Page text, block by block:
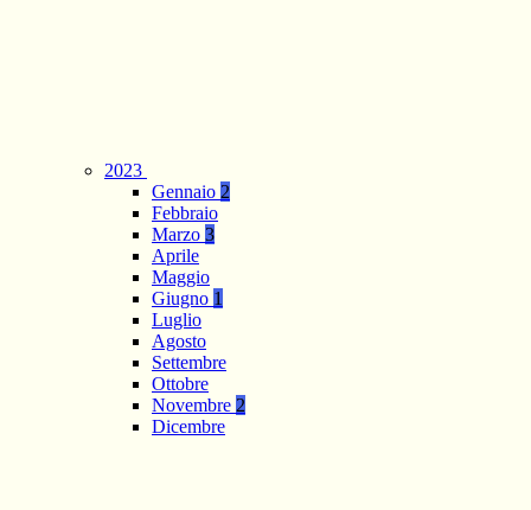
2023
Gennaio 2
Febbraio
Marzo 3
Aprile
Maggio
Giugno 1
Luglio
Agosto
Settembre
Ottobre
Novembre 2
Dicembre